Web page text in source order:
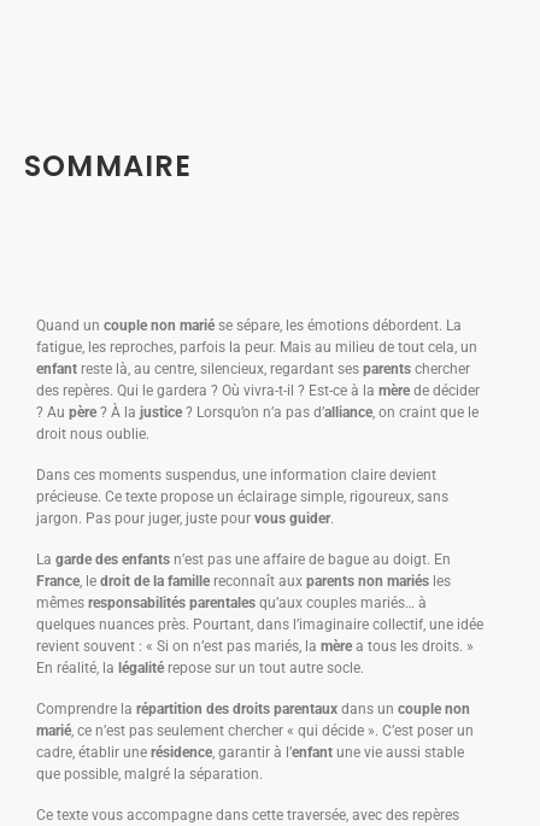
SOMMAIRE
Quand un couple non marié se sépare, les émotions débordent. La
fatigue, les reproches, parfois la peur. Mais au milieu de tout cela, un
enfant reste là, au centre, silencieux, regardant ses parents chercher
des repères. Qui le gardera ? Où vivra-t-il ? Est-ce à la mère de décider
? Au père ? À la justice ? Lorsqu’on n’a pas d’alliance, on craint que le
droit nous oublie.
Dans ces moments suspendus, une information claire devient
précieuse. Ce texte propose un éclairage simple, rigoureux, sans
jargon. Pas pour juger, juste pour vous guider.
La garde des enfants n’est pas une affaire de bague au doigt. En
France, le droit de la famille reconnaît aux parents non mariés les
mêmes responsabilités parentales qu’aux couples mariés… à
quelques nuances près. Pourtant, dans l’imaginaire collectif, une idée
revient souvent : « Si on n’est pas mariés, la mère a tous les droits. »
En réalité, la légalité repose sur un tout autre socle.
Comprendre la répartition des droits parentaux dans un couple non
marié, ce n’est pas seulement chercher « qui décide ». C’est poser un
cadre, établir une résidence, garantir à l’enfant une vie aussi stable
que possible, malgré la séparation.
Ce texte vous accompagne dans cette traversée, avec des repères